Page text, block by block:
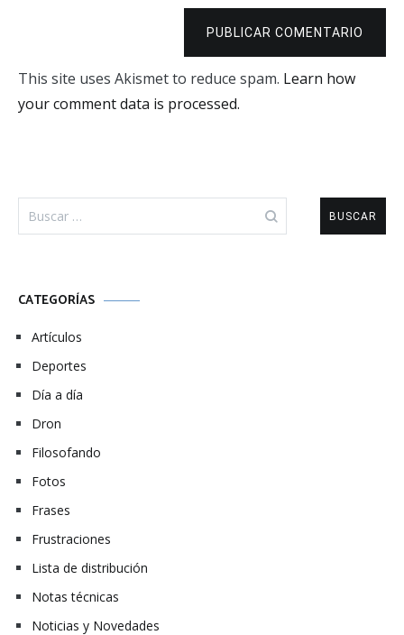
PUBLICAR COMENTARIO
This site uses Akismet to reduce spam. Learn how
your comment data is processed.
CATEGORÍAS
Artículos
Deportes
Día a día
Dron
Filosofando
Fotos
Frases
Frustraciones
Lista de distribución
Notas técnicas
Noticias y Novedades